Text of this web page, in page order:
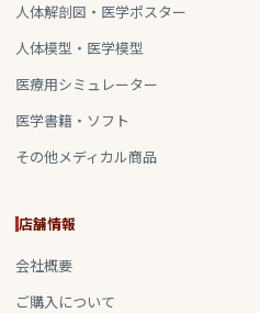
人体解剖図・医学ポスター
人体模型・医学模型
医療用シミュレーター
医学書籍・ソフト
その他メディカル商品
店舗情報
会社概要
ご購入について